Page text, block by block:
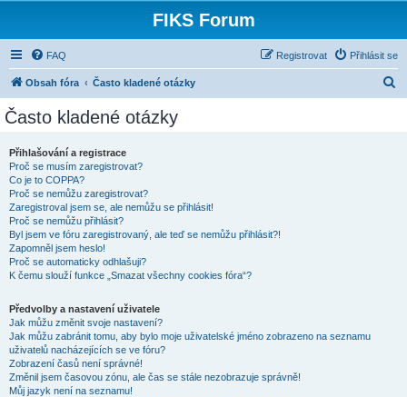
FIKS Forum
FAQ Přihlásit se
Registrovat
Obsah fóra Často kladené otázky
Často kladené otázky
Přihlašování a registrace
Proč se musím zaregistrovat?
Co je to COPPA?
Proč se nemůžu zaregistrovat?
Zaregistroval jsem se, ale nemůžu se přihlásit!
Proč se nemůžu přihlásit?
Byl jsem ve fóru zaregistrovaný, ale teď se nemůžu přihlásit?!
Zapomněl jsem heslo!
Proč se automaticky odhlašuji?
K čemu slouží funkce „Smazat všechny cookies fóra“?
Předvolby a nastavení uživatele
Jak můžu změnit svoje nastavení?
Jak můžu zabránit tomu, aby bylo moje uživatelské jméno zobrazeno na seznamu
uživatelů nacházejících se ve fóru?
Zobrazení časů není správné!
Změnil jsem časovou zónu, ale čas se stále nezobrazuje správně!
Můj jazyk není na seznamu!